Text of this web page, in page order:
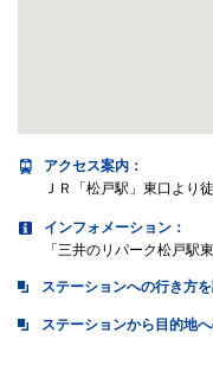
アクセス案内 ：
ＪＲ「松戸駅」東口より
インフォメーション：
「三井のリパーク松戸駅
ステーションへの行き方
ステーションから目的地